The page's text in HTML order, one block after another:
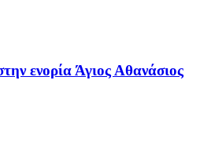
ενορία Άγιος Αθανάσιος